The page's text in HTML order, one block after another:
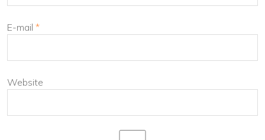
E-mail *
Website